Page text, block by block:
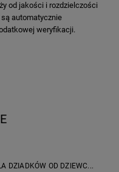
od jakości i rozdzielczości
są automatycznie
weryfikacji.
DZIADKÓW OD DZIEWC...